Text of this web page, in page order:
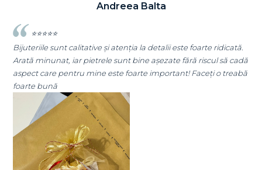
Andreea Balta
⭐⭐⭐⭐⭐
Bijuteriile sunt calitative și atenția la detalii este foarte ridicată.
Arată minunat, iar pietrele sunt bine așezate fără riscul să cadă
aspect care pentru mine este foarte important! Faceți o treabă
foarte bună